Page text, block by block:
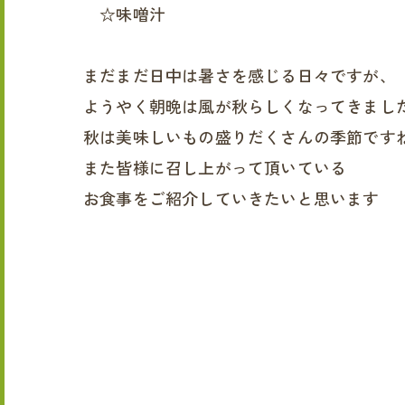
☆味噌汁
まだまだ日中は暑さを感じる日々ですが、
ようやく朝晩は風が秋らしくなってきまし
秋は美味しいもの盛りだくさんの季節です
また皆様に召し上がって頂いている
お食事をご紹介していきたいと思います